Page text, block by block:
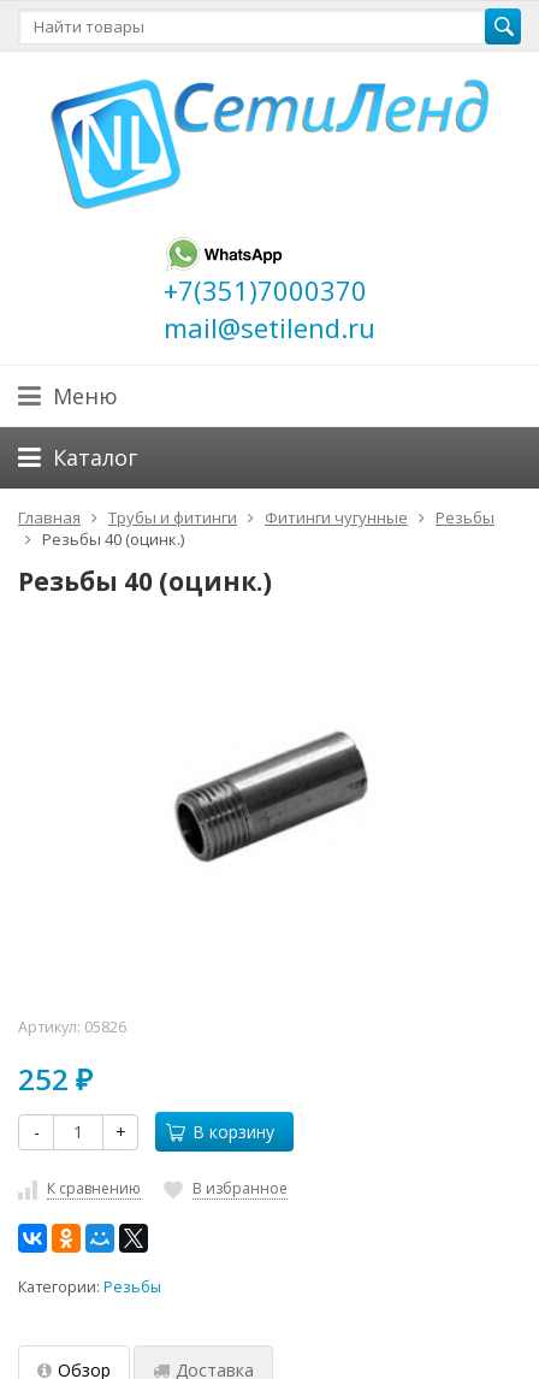
+7(351)7000370
mail@setilend.ru
Меню
Каталог
Главная Трубы и фитинги Фитинги чугунные
Резьбы
Резьбы 40 (оцинк.)
Резьбы 40 (оцинк.)
Артикул: 05826
252 ₽
- + В корзину
К сравнению В избранное
Категории: Резьбы
Обзор Доставка